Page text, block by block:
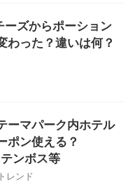
ズからポーション
わった？違いは何？
ーマパーク内ホテル
ポン使える？
ンボス等
トレンド